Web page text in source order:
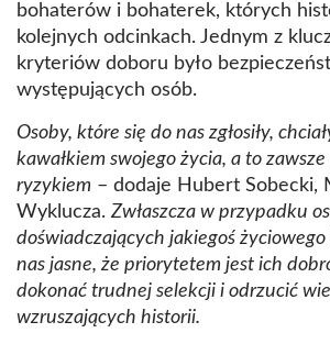
bohaterów i bohaterek, których
kolejnych odcinkach. Jednym z
kryteriów doboru było
występujących osób.
Osoby, które się do nas zgłosiły,
kawałkiem swojego życia, a to
ryzykiem – dodaje Hubert Sobecki,
Wyklucza.Zwłaszcza w przypadku
doświadczających jakiegoś
nas jasne, że priorytetem jest ich
dokonać trudnej selekcji i odrzucić
wzruszających historii.